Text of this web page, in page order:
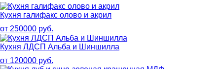
Кухня галифакс олово и акрил
от 250000 руб.
Кухня ЛДСП Альба и Шиншилла
от 120000 руб.